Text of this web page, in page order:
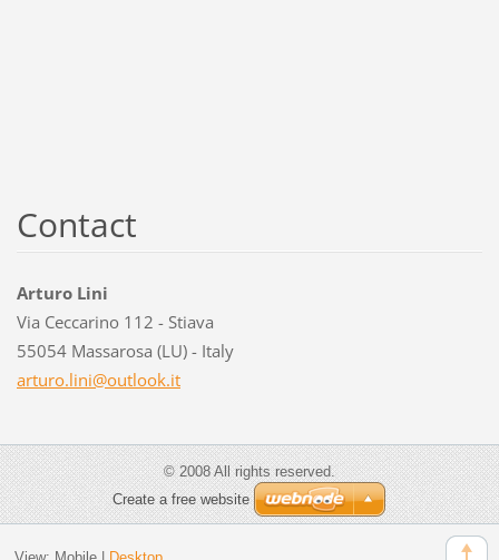
Contact
Arturo Lini
Via Ceccarino 112 - Stiava
55054 Massarosa (LU) - Italy
arturo.lini@outlook.it
© 2008 All rights reserved.
Create a free website